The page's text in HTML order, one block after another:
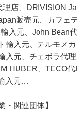
店、DRIVISION
販売元、カフェ
入元、John Bean
輸入元、テルモメ
入元、チェボラ代
HUBER、TECO
入元…
・関連団体】